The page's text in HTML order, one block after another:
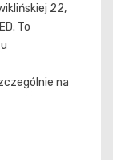
22,
To
na